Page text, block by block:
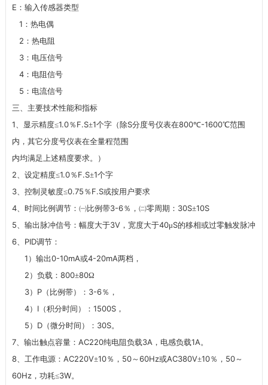
E ：输入传感器类型
1 ：热电偶
2 ：热电阻
3：电压信号
4：电阻信号
5 ：电流信号
三、主要技术性能和指标
1、显示精度≤1.0％ F.S±1个字（除S分度号仪表在800℃-1600℃范围
内，其它分度号仪表在全量程范围
内均满足上述精度要求。）
2、设定精度≤1.0％ F.S±1个字
3、控制灵敏度≤0.75 ％ F.S或按用户要求
4、时间比例调节：㈠比例带3-6％，㈡零周期： 30S±10S
5、输出脉冲信号：幅度大于3V，宽度大于40μS的移相或过零触发脉冲
6、 PID调节：
1 ）输出0-10mA或4-20mA两档，
2 ）负载： 800±80Ω
3） P（比例带）： 3-6％，
4） I（积分时间）： 1500S，
5 ） D（微分时间）： 30S。
7、输出触点容量： AC220纯电阻负载3A，电感负载1A。
8、工作电源： AC220V±10％， 50～ 60Hz或AC380V±10％， 50～
60Hz，功耗≤3W。